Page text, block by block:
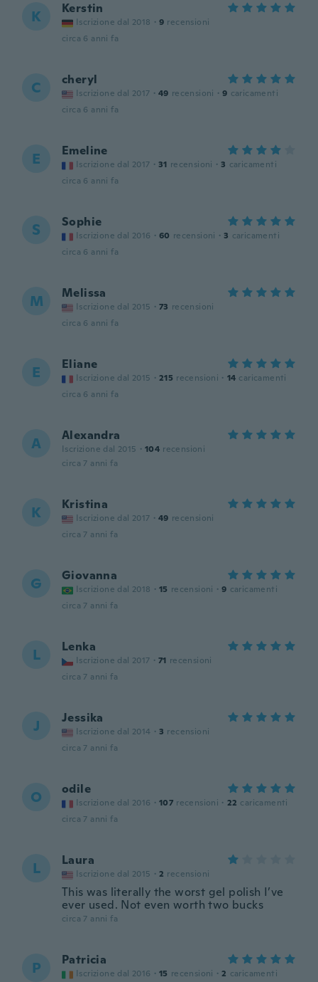
K Kerstin
Iscrizione dal 2018 · 9 recensioni
circa 6 anni fa
C cheryl
Iscrizione dal 2017 · 49 recensioni · 9 caricamenti
circa 6 anni fa
E Emeline
Iscrizione dal 2017 · 31 recensioni · 3 caricamenti
circa 6 anni fa
S Sophie
Iscrizione dal 2016 · 60 recensioni · 3 caricamenti
circa 6 anni fa
M Melissa
Iscrizione dal 2015 · 73 recensioni
circa 6 anni fa
E Eliane
Iscrizione dal 2015 · 215 recensioni · 14 caricamenti
circa 6 anni fa
A Alexandra
Iscrizione dal 2015 · 104 recensioni
circa 7 anni fa
K Kristina
Iscrizione dal 2017 · 49 recensioni
circa 7 anni fa
G Giovanna
Iscrizione dal 2018 · 15 recensioni · 9 caricamenti
circa 7 anni fa
L Lenka
Iscrizione dal 2017 · 71 recensioni
circa 7 anni fa
J Jessika
Iscrizione dal 2014 · 3 recensioni
circa 7 anni fa
O odile
Iscrizione dal 2016 · 107 recensioni · 22 caricamenti
circa 7 anni fa
L Laura
Iscrizione dal 2015 · 2 recensioni
This was literally the worst gel polish I’ve
ever used. Not even worth two bucks
circa 7 anni fa
P Patricia
Iscrizione dal 2016 · 15 recensioni · 2 caricamenti